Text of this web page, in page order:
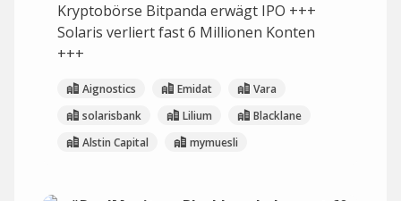
Kryptobörse Bitpanda erwägt IPO +++
Solaris verliert fast 6 Millionen Konten
+++
Aignostics Emidat
Vara
solarisbank
Lilium
Blacklane
Alstin Capital
mymuesli